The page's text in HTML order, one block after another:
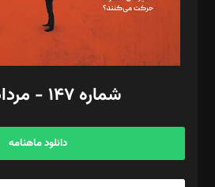
گرافیک و صفحه‌آرایی: سید‌سبحان‌علی ثابت
مد‌یر توسعه تجاری: کامبیز برید‌
امور مالی: شاپور رهبری، محمد‌ کاظمی‌نیا
آگهی و مشترکین: ۰۹۱۹۹۹۹۰۴۵۴
شماره ۱۴۷ - مرداد ۱۴۰۵
دانلود ماهنامه